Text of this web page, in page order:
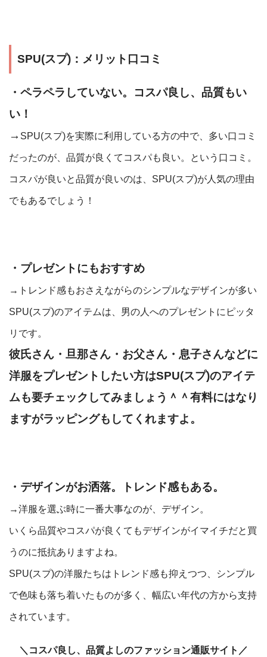
SPU(スプ)：メリット口コミ
・ペラペラしていない。コスパ良し、品質もい
い！
→ SPU(スプ)を実際に利用している方の中で、多い口コミ
だったのが、品質が良くてコスパも良い。という口コミ。
コスパが良いと品質が良いのは、SPU(スプ)が人気の理由
でもあるでしょう！
・プレゼントにもおすすめ
→トレンド感もおさえながらのシンプルなデザインが多い
SPU(スプ)のアイテムは、男の人へのプレゼントにピッタ
リです。
彼氏さん・旦那さん・お父さん・息子さんなどに
洋服をプレゼントしたい方はSPU(スプ)のアイテ
ムも要チェックしてみましょう＾＾有料にはなり
ますがラッピングもしてくれますよ。
・デザインがお洒落。トレンド感もある。
→洋服を選ぶ時に一番大事なのが、デザイン。
いくら品質やコスパが良くてもデザインがイマイチだと買
うのに抵抗ありますよね。
SPU(スプ)の洋服たちはトレンド感も抑えつつ、シンプル
で色味も落ち着いたものが多く、幅広い年代の方から支持
されています。
＼コスパ良し、品質よしのファッション通販サイト／